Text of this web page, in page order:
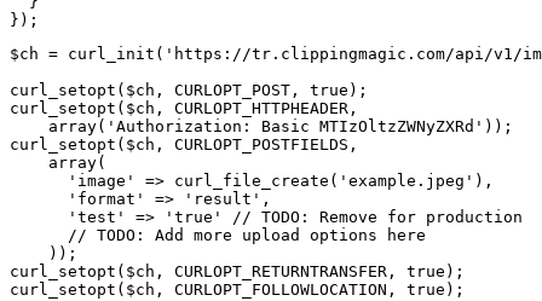
$ch = curl_init('https://tr.clippingmagic.com/api/v1/
curl_setopt($ch, CURLOPT_POST, true);
curl_setopt($ch, CURLOPT_HTTPHEADER,
    array('Authorization: Basic MTIzOltzZWNyZXRd'));
curl_setopt($ch, CURLOPT_POSTFIELDS,
    array(
      'image' => curl_file_create('example.jpeg'),
      'format' => 'result',
      'test' => 'true' // TODO: Remove for production
      // TODO: Add more upload options here
    ));
curl_setopt($ch, CURLOPT_RETURNTRANSFER, true);
curl_setopt($ch, CURLOPT_FOLLOWLOCATION, true);